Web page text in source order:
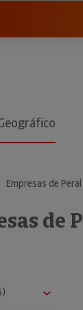
Empresas de Peral
de